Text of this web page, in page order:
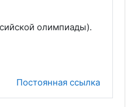
олимпиады).
Постоянная ссылка